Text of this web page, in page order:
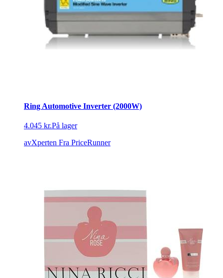
Ring Automotive Inverter (2000W)
4.045 kr.På lager
avXperten Fra PriceRunner